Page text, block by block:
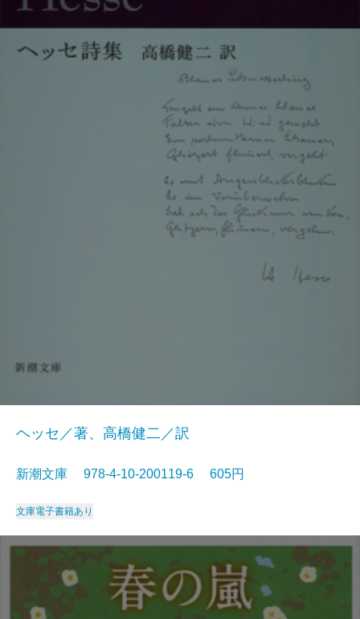
ヘッセ／著、高橋健二／訳
新潮文庫 978-4-10-200119-6 605円
文庫電子書籍あり